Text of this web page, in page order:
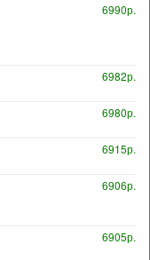
6990р.
6982р.
6980р.
6915р.
6906р.
6905р.